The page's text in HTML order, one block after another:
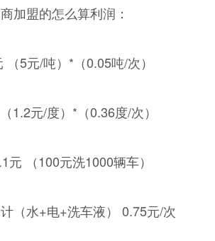
加盟的怎么算利润：
5元/吨）*（0.05吨/次）
1.2元/度）*（0.36度/次）
元 （100元洗1000辆车）
（水+电+洗车液） 0.75元/次